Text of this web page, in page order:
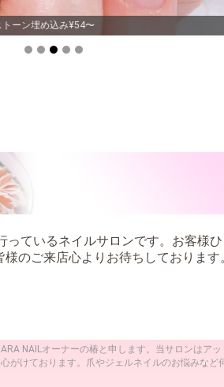
フレンチネイル¥5,500
っているネイルサロンです。お客様
のご来店心よりお待ちしております
NAILオーナーの椿と申します。当サロンはア
がけております。爪やジェルネイルのお悩みな